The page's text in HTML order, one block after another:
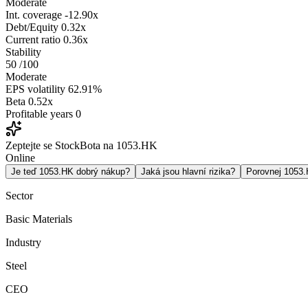
Moderate
Int. coverage -12.90x
Debt/Equity 0.32x
Current ratio 0.36x
Stability
50 /100
Moderate
EPS volatility 62.91%
Beta 0.52x
Profitable years 0
Zeptejte se StockBota na 1053.HK
Online
Je teď 1053.HK dobrý nákup? Jaká jsou hlavní rizika? Porovnej
Sector
Basic Materials
Industry
Steel
CEO